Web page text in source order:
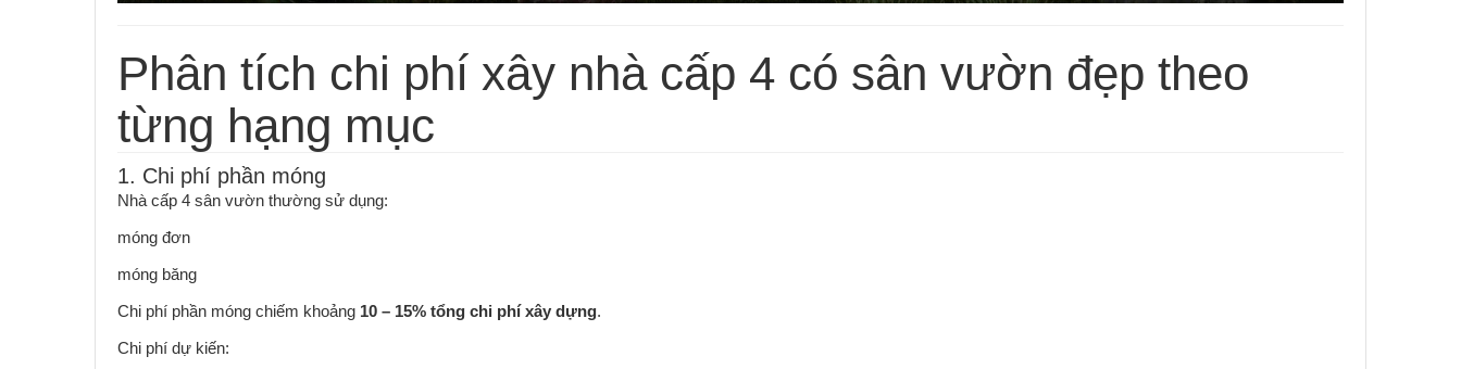
Phân tích chi phí xây nhà cấp 4 có sân vườn đẹp theo
từng hạng mục
1. Chi phí phần móng
Nhà cấp 4 sân vườn thường sử dụng:
móng đơn
móng băng
Chi phí phần móng chiếm khoảng 10 – 15% tổng chi phí xây dựng.
Chi phí dự kiến: